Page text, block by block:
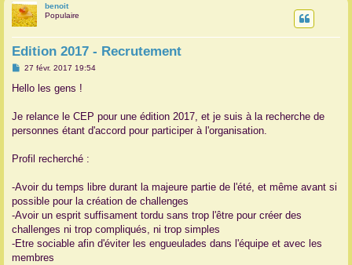
benoit
Populaire
Edition 2017 - Recrutement
M
s
g
27 févr. 2017 19:54
Hello les gens !
Je relance le CEP pour une édition 2017, et je suis à la recherche de
personnes étant d'accord pour participer à l'organisation.
Profil recherché :
-Avoir du temps libre durant la majeure partie de l'été, et même avant si
possible pour la création de challenges
-Avoir un esprit suffisament tordu sans trop l'être pour créer des
challenges ni trop compliqués, ni trop simples
-Etre sociable afin d'éviter les engueulades dans l'équipe et avec les
membres